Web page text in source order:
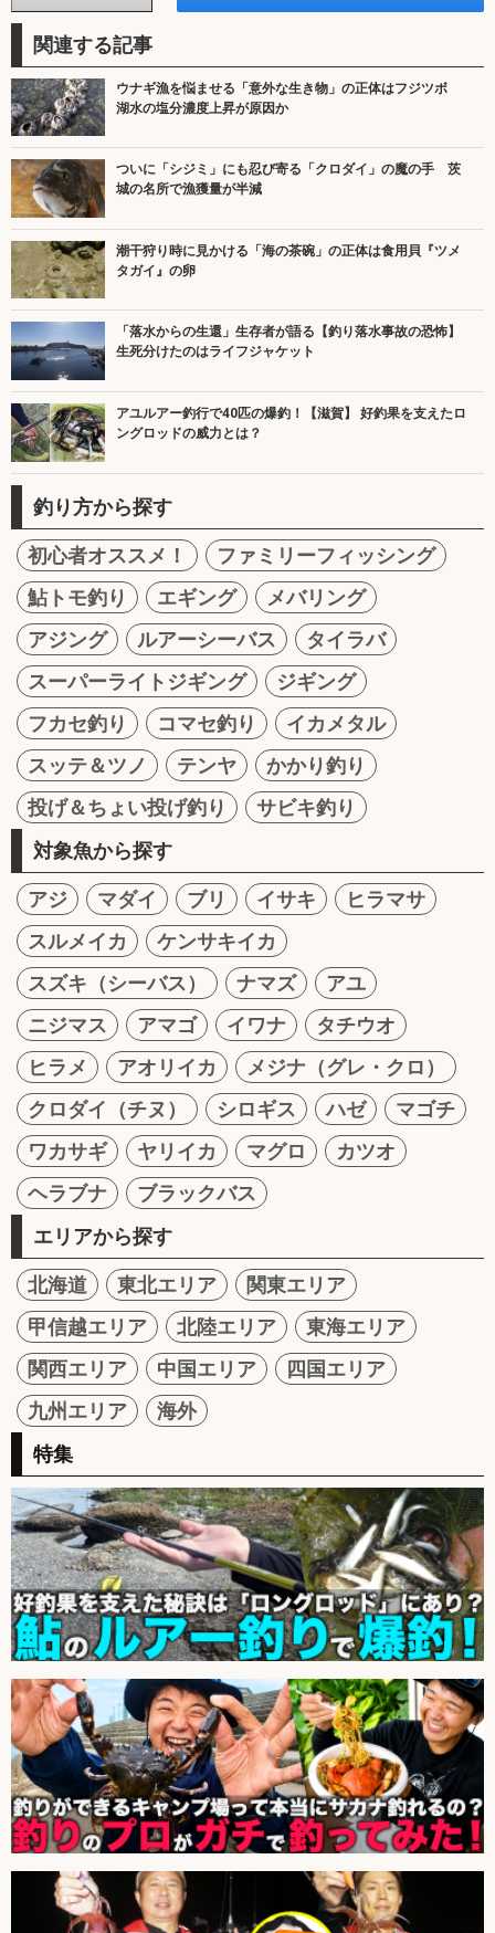
関連する記事
ウナギ漁を悩ませる「意外な生き物」の正体はフジツボ
湖水の塩分濃度上昇が原因か
ついに「シジミ」にも忍び寄る「クロダイ」の魔の手 茨
城の名所で漁獲量が半減
潮干狩り時に見かける「海の茶碗」の正体は食用貝『ツメ
タガイ』の卵
「落水からの生還」生存者が語る【釣り落水事故の恐怖】
生死分けたのはライフジャケット
アユルアー釣行で40匹の爆釣！【滋賀】 好釣果を支えたロ
ングロッドの威力とは？
釣り方から探す
初心者オススメ！
ファミリーフィッシング
鮎トモ釣り
エギング
メバリング
アジング
ルアーシーバス
タイラバ
スーパーライトジギング
ジギング
フカセ釣り
コマセ釣り
イカメタル
スッテ＆ツノ
テンヤ
かかり釣り
投げ＆ちょい投げ釣り
サビキ釣り
対象魚から探す
アジ マダイ ブリ イサキ
ヒラマサ
スルメイカ
ケンサキイカ
スズキ（シーバス）
ナマズ
アユ
ニジマス
アマゴ イワナ
タチウオ
ヒラメ
アオリイカ
メジナ（グレ・クロ）
クロダイ（チヌ）
シロギス ハゼ
マゴチ
ワカサギ
ヤリイカ マグロ
カツオ
ヘラブナ
ブラックバス
エリアから探す
北海道 東北エリア
関東エリア
甲信越エリア
北陸エリア
東海エリア
関西エリア
中国エリア
四国エリア
九州エリア
海外
特集